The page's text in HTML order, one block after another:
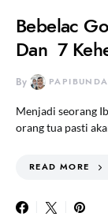
Bebelac
Dan 7
By PAPIBUNDA
Menjadi seorang
orang tua pasti
READ MORE